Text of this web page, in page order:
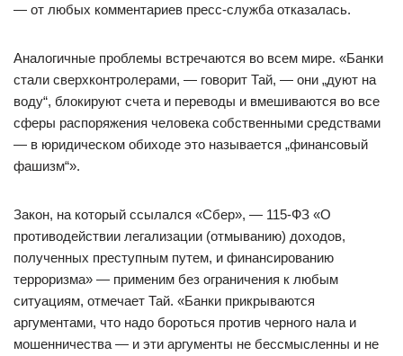
— от любых комментариев пресс-служба отказалась.
Аналогичные проблемы встречаются во всем мире. «Банки
стали сверхконтролерами, — говорит Тай, — они „дуют на
воду“, блокируют счета и переводы и вмешиваются во все
сферы распоряжения человека собственными средствами
— в юридическом обиходе это называется „финансовый
фашизм“».
Закон, на который ссылался «Сбер», — 115-ФЗ «О
противодействии легализации (отмыванию) доходов,
полученных преступным путем, и финансированию
терроризма» — применим без ограничения к любым
ситуациям, отмечает Тай. «Банки прикрываются
аргументами, что надо бороться против черного нала и
мошенничества — и эти аргументы не бессмысленны и не